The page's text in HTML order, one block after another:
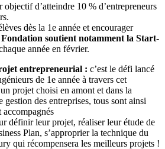
objectif d’atteindre 10 % d’entrepreneurs
dès la 1e année et encourager
soutient notamment la Start-
année en février.
entrepreneurial : c’est le défi lancé
de 1e année à travers cet
projet choisi en amont et dans la
des entreprises, tous sont ainsi
accompagnés
définir leur projet, réaliser leur étude de
Plan, s’approprier la technique du
qui récompensera les meilleurs projets !